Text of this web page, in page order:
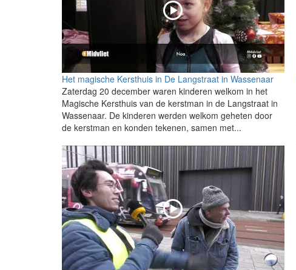
Het magische Kersthuis in De Langstraat in Wassenaar
Zaterdag 20 december waren kinderen welkom in het
Magische Kersthuis van de kerstman in de Langstraat in
Wassenaar. De kinderen werden welkom geheten door
de kerstman en konden tekenen, samen met...